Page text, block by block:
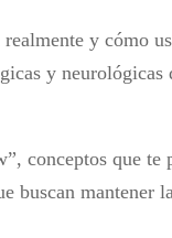
y cómo
y neurológicas
conceptos que te
buscan mantener